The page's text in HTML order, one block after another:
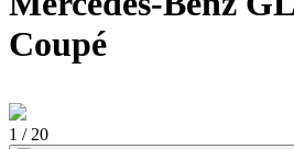
Coupé
1 / 20